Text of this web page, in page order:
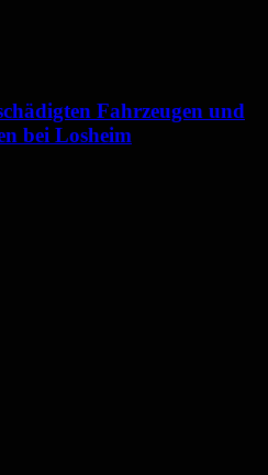
Fahrzeugen und
bei Losheim